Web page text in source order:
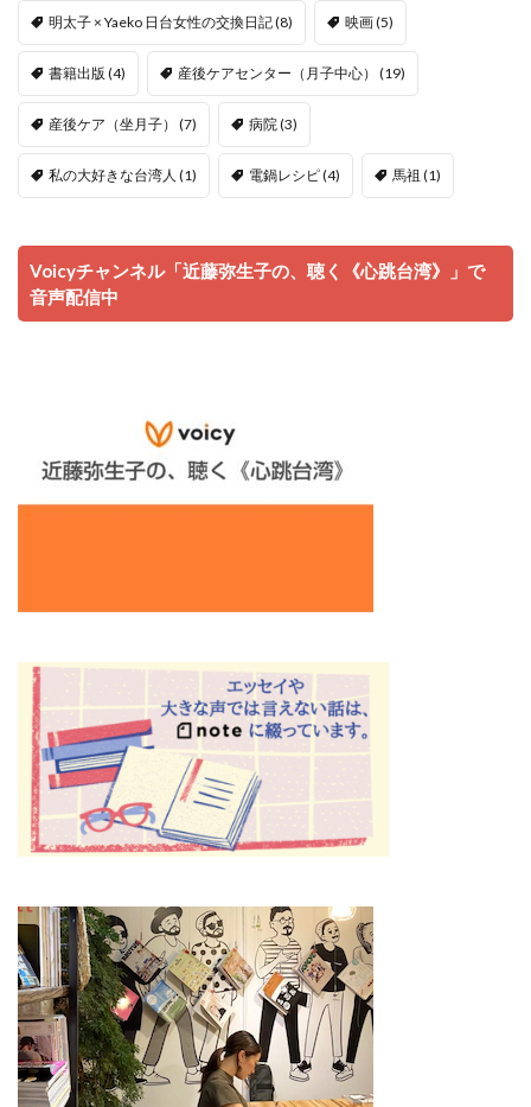
明太子 × Yaeko 日台女性の交換日記(8) 映画(5)
書籍出版 (4) 産後ケアセンター（月子中心） (19)
産後ケア（坐月子） (7) 病院(3)
私の大好きな台湾人 (1) 電鍋レシピ(4) 馬祖 (1)
Voicyチャンネル「近藤弥生子の、聴く《心跳台湾》」で
音声配信中